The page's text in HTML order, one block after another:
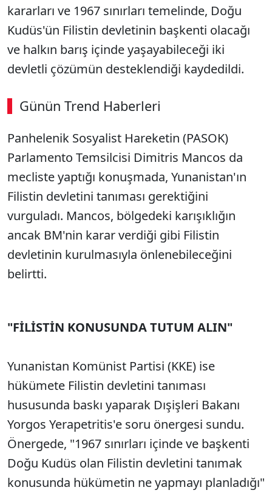
kararları ve 1967 sınırları temelinde, Doğu
Kudüs'ün Filistin devletinin başkenti olacağı
ve halkın barış içinde yaşayabileceği iki
devletli çözümün desteklendiği kaydedildi.
Günün Trend Haberleri
00:02 / 08:15
Sesi Aç
Panhelenik Sosyalist Hareketin (PASOK)
Parlamento Temsilcisi Dimitris Mancos da
mecliste yaptığı konuşmada, Yunanistan'ın
Filistin devletini tanıması gerektiğini
vurguladı. Mancos, bölgedeki karışıklığın
ancak BM'nin karar verdiği gibi Filistin
devletinin kurulmasıyla önlenebileceğini
belirtti.
"FİLİSTİN KONUSUNDA TUTUM ALIN"
Yunanistan Komünist Partisi (KKE) ise
hükümete Filistin devletini tanıması
hususunda baskı yaparak Dışişleri Bakanı
Yorgos Yerapetritis'e soru önergesi sundu.
Önergede, "1967 sınırları içinde ve başkenti
Doğu Kudüs olan Filistin devletini tanımak
konusunda hükümetin ne yapmayı planladığı"